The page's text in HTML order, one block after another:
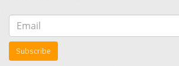
Subscribe